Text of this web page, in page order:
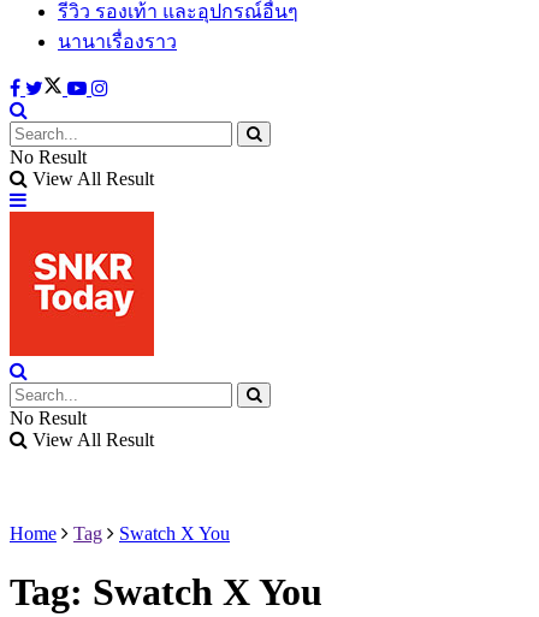
รีวิว รองเท้า และอุปกรณ์อื่นๆ
นานาเรื่องราว
No Result
View All Result
No Result
View All Result
Home Tag Swatch X You
Tag: Swatch X You